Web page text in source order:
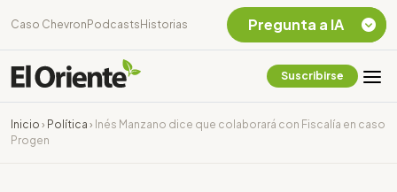
Caso Chevron Podcasts Historias
Suscribirse
Inicio › Política › Inés Manzano dice que colaborará con Fiscalía en caso
Progen
Pregunta a IA
Chevron Ecuador